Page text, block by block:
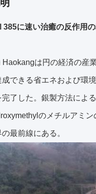
385に速い治癒の反作用
Haokangは円の経済の産
成できる省エネおよび環
完了した。銀製方法によ
のメチルアミ
最前線にある。